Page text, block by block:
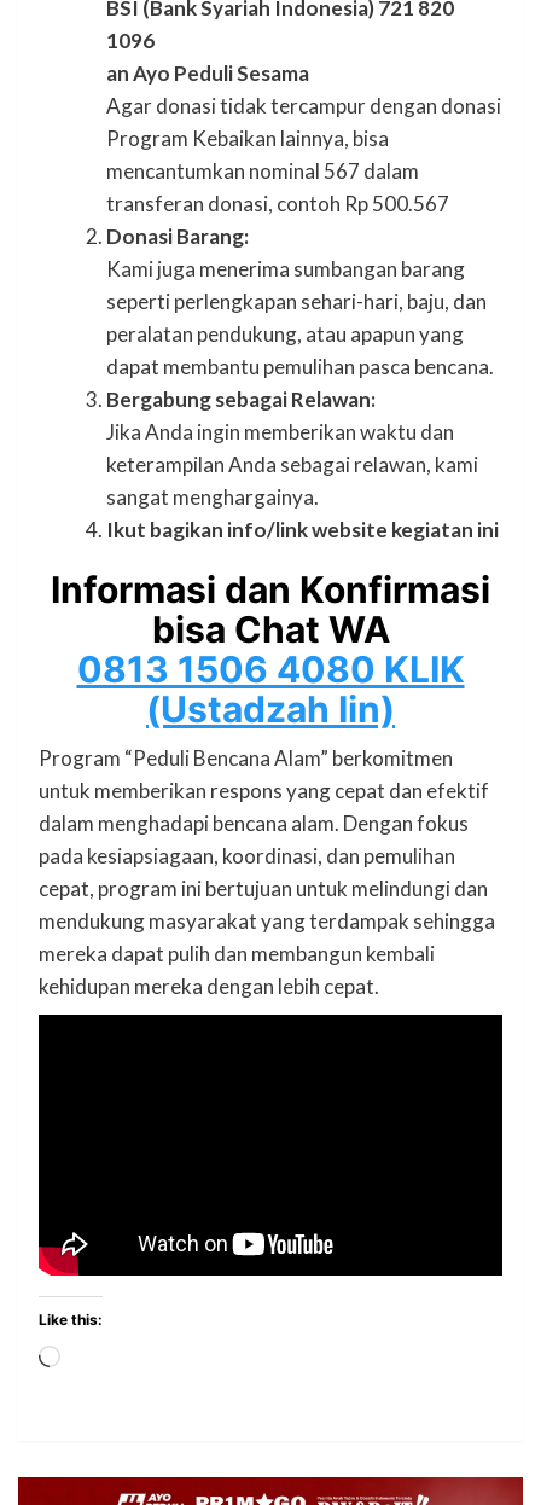
BSI (Bank Syariah Indonesia) 721 820
1096
an Ayo Peduli Sesama
Agar donasi tidak tercampur dengan donasi
Program Kebaikan lainnya, bisa
mencantumkan nominal 567 dalam
transferan donasi, contoh Rp 500.567
Donasi Barang:
Kami juga menerima sumbangan barang
seperti perlengkapan sehari-hari, baju, dan
peralatan pendukung, atau apapun yang
dapat membantu pemulihan pasca bencana.
Bergabung sebagai Relawan:
Jika Anda ingin memberikan waktu dan
keterampilan Anda sebagai relawan, kami
sangat menghargainya.
Ikut bagikan info/link website kegiatan ini
Informasi dan Konfirmasi
bisa Chat WA
0813 1506 4080 KLIK
(Ustadzah Iin)
Program “Peduli Bencana Alam” berkomitmen
untuk memberikan respons yang cepat dan efektif
dalam menghadapi bencana alam. Dengan fokus
pada kesiapsiagaan, koordinasi, dan pemulihan
cepat, program ini bertujuan untuk melindungi dan
mendukung masyarakat yang terdampak sehingga
mereka dapat pulih dan membangun kembali
kehidupan mereka dengan lebih cepat.
Like this: